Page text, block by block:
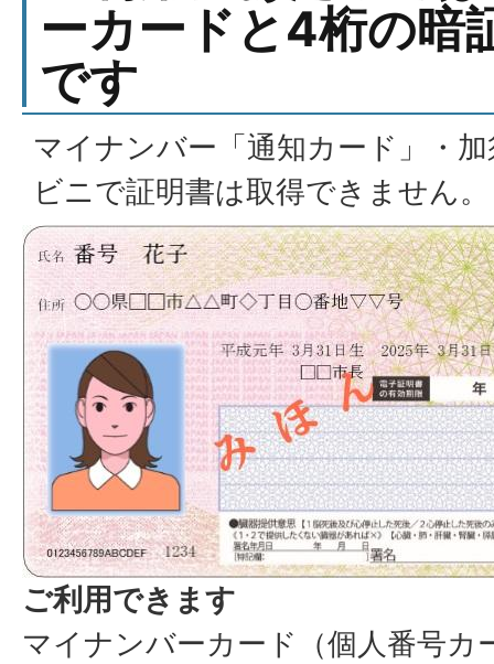
ーカードと4桁の暗
です
マイナンバー「通知カード」・
ビニで証明書は取得できません。
ご利用できます
マイナンバーカード（個人番号カ